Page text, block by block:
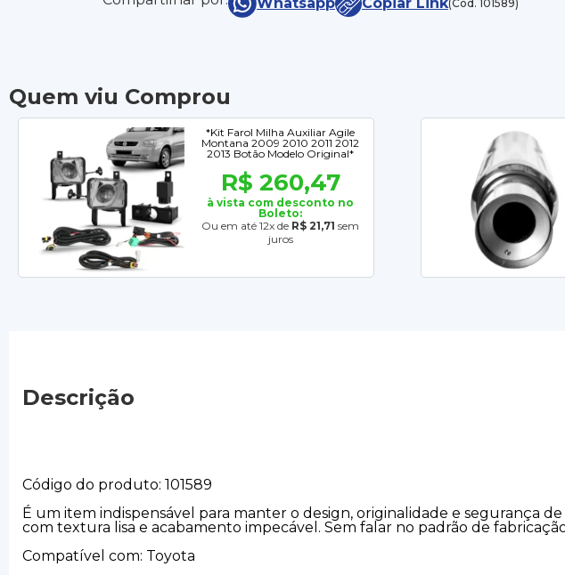
Whatsapp Copiar Link(Cod. 101589)
Quem viu Comprou
*Kit Farol Milha Auxiliar Agile
Montana 2009 2010 2011 2012
2013 Botão Modelo Original*
R$ 260,47
à vista com desconto no
Boleto:
Ou em até 12x de R$ 21,71 sem
juros
Descrição
Código do produto: 101589
É um item indispensável para manter o design, originalidade e segurança
com textura lisa e acabamento impecável. Sem falar no padrão de
Compatível com: Toyota